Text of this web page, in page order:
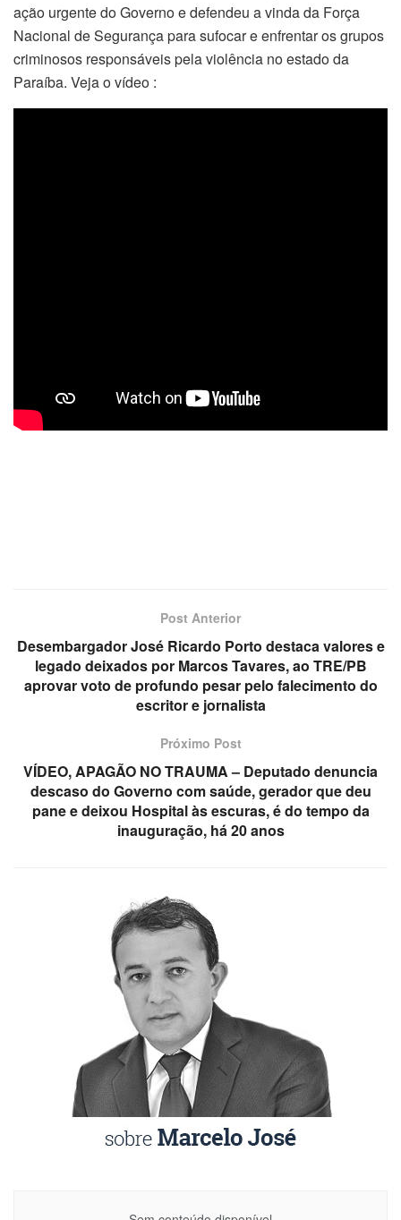
ação urgente do Governo e defendeu a vinda da Força
Nacional de Segurança para sufocar e enfrentar os grupos
criminosos responsáveis pela violência no estado da
Paraíba. Veja o vídeo :
Post Anterior
Desembargador José Ricardo Porto destaca valores e
legado deixados por Marcos Tavares, ao TRE/PB
aprovar voto de profundo pesar pelo falecimento do
escritor e jornalista
Próximo Post
VÍDEO, APAGÃO NO TRAUMA – Deputado denuncia
descaso do Governo com saúde, gerador que deu
pane e deixou Hospital às escuras, é do tempo da
inauguração, há 20 anos